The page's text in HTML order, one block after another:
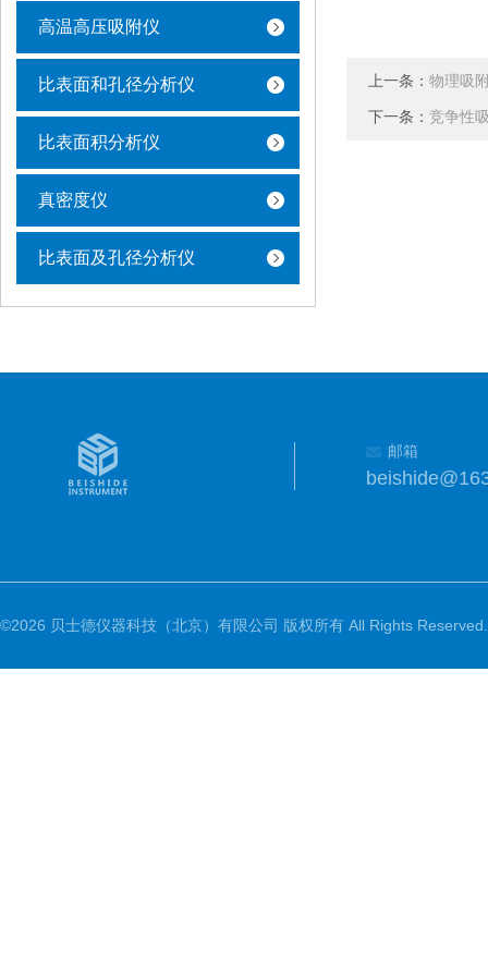
高温高压吸附仪
比表面和孔径分析仪
比表面积分析仪
真密度仪
比表面及孔径分析仪
上一条： 物理吸
下一条： 竞争性
邮箱
©2026 贝士德仪器科技（北京）有限公司 版权所有 All Rights Reserved.